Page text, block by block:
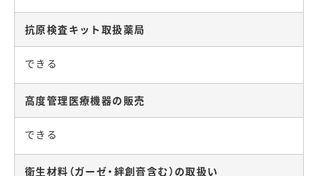
抗原検査キット取扱薬局
できる
高度管理医療機器の販売
できる
衛生材料（ガーゼ・絆創膏含む）の取扱い